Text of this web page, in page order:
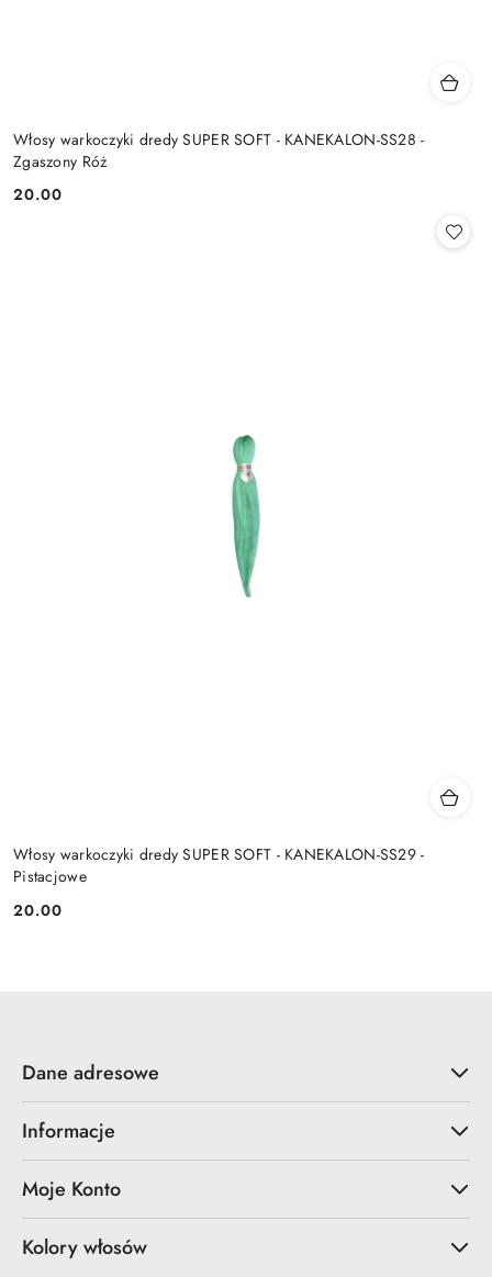
Włosy warkoczyki dredy SUPER SOFT - KANEKALON-SS28 -
Zgaszony Róż
Cena:
20.00
Włosy warkoczyki dredy SUPER SOFT - KANEKALON-SS29 -
Pistacjowe
Cena:
20.00
Dane adresowe
Informacje
Moje Konto
Kolory włosów